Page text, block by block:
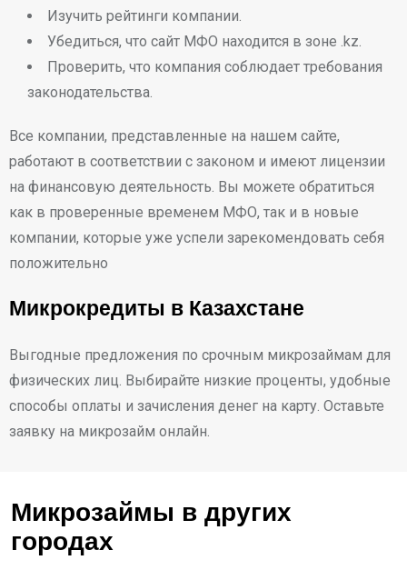
Изучить рейтинги компании.
Убедиться, что сайт МФО находится в зоне .kz.
Проверить, что компания соблюдает требования
законодательства.
Все компании, представленные на нашем сайте,
работают в соответствии с законом и имеют лицензии
на финансовую деятельность. Вы можете обратиться
как в проверенные временем МФО, так и в новые
компании, которые уже успели зарекомендовать себя
положительно
Микрокредиты в Казахстане
Выгодные предложения по срочным микрозаймам для
физических лиц. Выбирайте низкие проценты, удобные
способы оплаты и зачисления денег на карту. Оставьте
заявку на микрозайм онлайн.
Микрозаймы в других
городах